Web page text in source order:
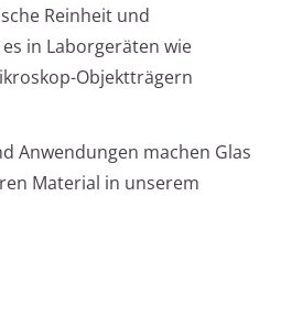
Reinheit und
in Laborgeräten wie
Objektträgern
Anwendungen machen Glas
Material in unserem